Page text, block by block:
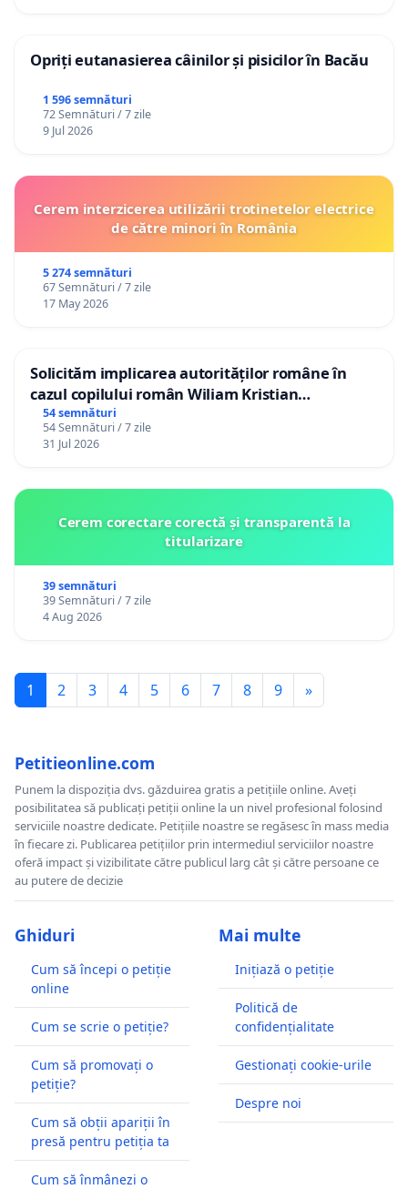
Opriți eutanasierea câinilor și pisicilor în Bacău
1 596 semnături
72 Semnături / 7 zile
9 Jul 2026
Cerem interzicerea utilizării trotinetelor electrice
de către minori în România
5 274 semnături
67 Semnături / 7 zile
17 May 2026
Solicităm implicarea autorităților române în
cazul copilului român Wiliam Kristian
Gheorghe, aflat în plasament în Danemarca de
12 ani
54 semnături
54 Semnături / 7 zile
31 Jul 2026
Cerem corectare corectă și transparentă la
titularizare
39 semnături
39 Semnături / 7 zile
4 Aug 2026
1 2 3 4 5 6 7 8 9 »
Petitieonline.com
Punem la dispoziția dvs. găzduirea gratis a petițiile online. Aveți
posibilitatea să publicați petiții online la un nivel profesional folosind
serviciile noastre dedicate. Petițiile noastre se regăsesc în mass media
în fiecare zi. Publicarea petițiilor prin intermediul serviciilor noastre
oferă impact și vizibilitate către publicul larg cât și către persoane ce
au putere de decizie
Ghiduri
Cum să începi o petiție
online
Cum se scrie o petiție?
Cum să promovați o
petiție?
Cum să obții apariții în
presă pentru petiția ta
Cum să înmânezi o
Mai multe
Inițiază o petiție
Politică de
confidențialitate
Gestionați cookie-urile
Despre noi